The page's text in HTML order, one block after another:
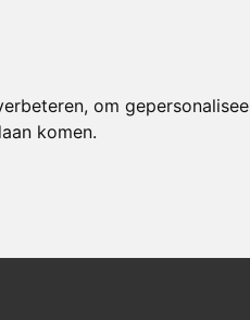
om
komen.
Al vanaf€ 109,02